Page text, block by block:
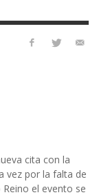
cita con la
vez por la falta de
el evento se